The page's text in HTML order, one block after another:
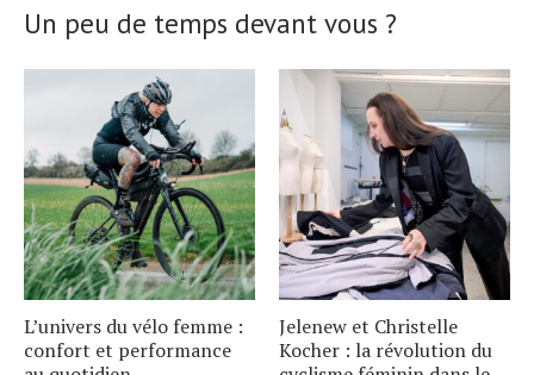
Un peu de temps devant vous ?
L’univers du vélo femme :
confort et performance
Jelenew et Christelle
Kocher : la révolution du